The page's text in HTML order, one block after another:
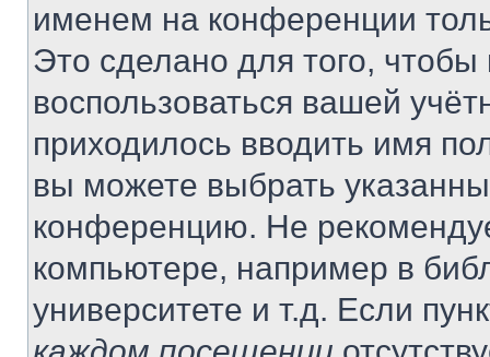
именем на конференции
Это сделано для того, чтобы
воспользоваться вашей
приходилось вводить имя
вы можете выбрать
конференцию. Не
компьютере, например в
университете и т.д. Если